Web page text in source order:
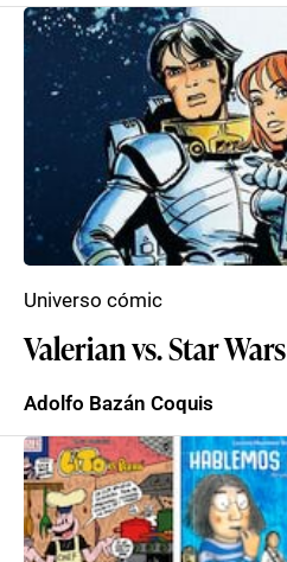
Valerian vs. Star Wars
Universo cómic
Adolfo Bazán Coquis